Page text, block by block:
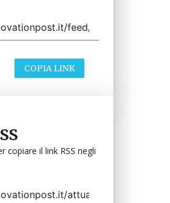
COPIA LINK
copiare il link RSS negli